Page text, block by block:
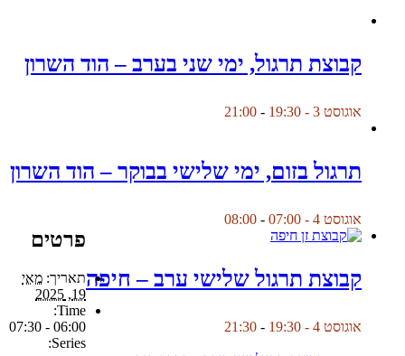
קבוצת תרגול, ימי שני בערב – הוד השרון
אוגוסט 3 - 19:30 -
21:00
תרגול בזום, ימי שלישי בבוקר – הוד השרון
אוגוסט 4 - 07:00 -
08:00
קבוצת תרגול שלישי ערב – חיפה
אוגוסט 4 - 19:30 -
21:30
פרטים
תאריך: מאי
19, 2025
Time:
06:00 - 07:30
Series: